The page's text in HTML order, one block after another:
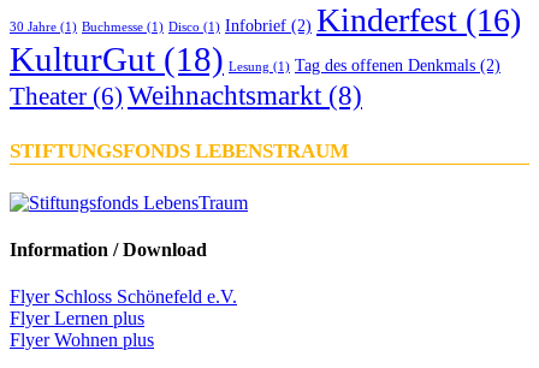
30 Jahre (1) Buchmesse (1) Disco (1) Infobrief (2) Kinderfest (16)
KulturGut (18) Lesung (1) Tag des offenen Denkmals (2)
Theater (6) Weihnachtsmarkt(8)
STIFTUNGSFONDS LEBENSTRAUM
Information / Download
Flyer Schloss Schönefeld e.V.
Flyer Lernen plus
Flyer Wohnen plus